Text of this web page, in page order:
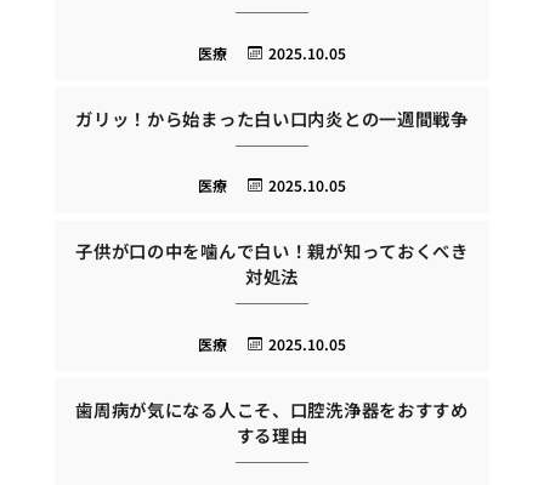
2025.10.05
医療
ガリッ！から始まった白い口内炎との一週間戦争
2025.10.05
医療
子供が口の中を噛んで白い！親が知っておくべき
対処法
2025.10.05
医療
歯周病が気になる人こそ、口腔洗浄器をおすすめ
する理由